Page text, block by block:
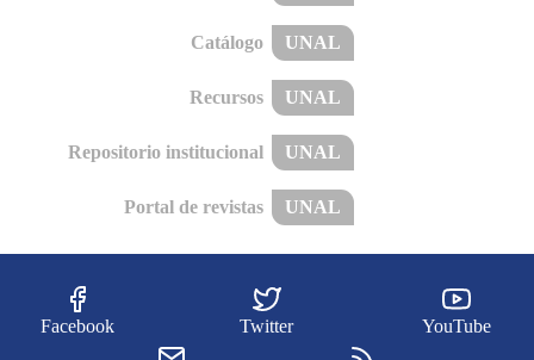
Catálogo UNAL
Recursos UNAL
Repositorio institucional UNAL
Portal de revistas UNAL
Facebook Twitter YouTube